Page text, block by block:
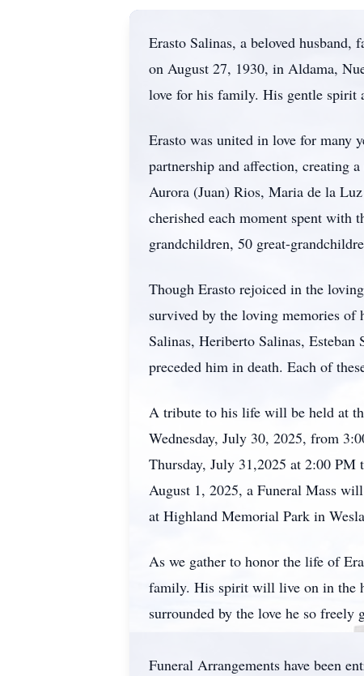
Erasto Salinas, a beloved
on August 27, 1930, in Aldama,
love for his family. His gentle spirit
Erasto was united in love for many
partnership and affection, creating
Aurora (Juan) Rios, Maria de la
cherished each moment spent with
grandchildren, 50 great-
Though Erasto rejoiced in the
survived by the loving memories
Salinas, Heriberto Salinas, Esteban
preceded him in death. Each of
A tribute to his life will be held at
Wednesday, July 30, 2025, from
Thursday, July 31,2025 at 2:00
August 1, 2025, a Funeral Mass
at Highland Memorial Park in
As we gather to honor the life of
family. His spirit will live on in the
surrounded by the love he so freely
Funeral Arrangements have been